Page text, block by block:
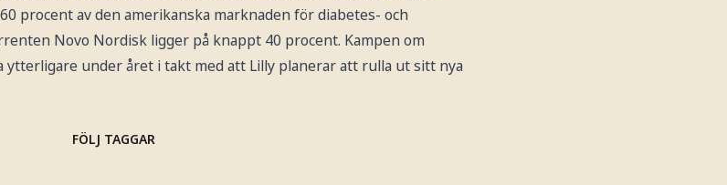
procent av den amerikanska marknaden för diabetes- och
Novo Nordisk ligger på knappt 40 procent. Kampen om
ytterligare under året i takt med att Lilly planerar att rulla ut sitt nya
FÖLJ TAGGAR